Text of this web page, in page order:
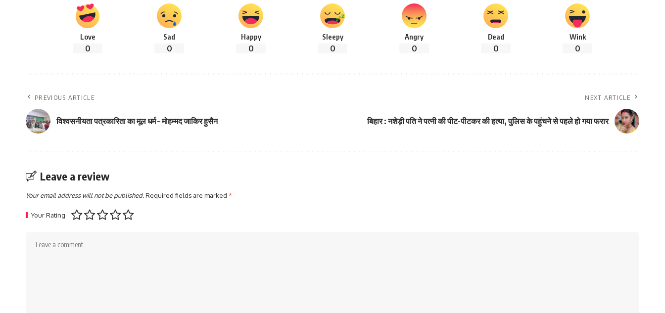
Love
0
Sad
0
Happy
0
Sleepy
0
Angry
0
Dead
0
Wink
0
PREVIOUS ARTICLE
विश्वसनीयता पत्रकारिता का मूल धर्म – मोहम्मद जाकिर हुसैन
NEXT ARTICLE
बिहार : नशेड़ी पति ने पत्नी की पीट-पीटकर की हत्या, पुलिस के पहुंचने से पहले हो गया फरार
Leave a review
Your email address will not be published.Required fields are marked *
Your Rating